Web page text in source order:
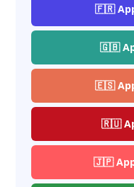
🇫🇷
🇬🇧
🇪🇸
🇷🇺
🇯🇵